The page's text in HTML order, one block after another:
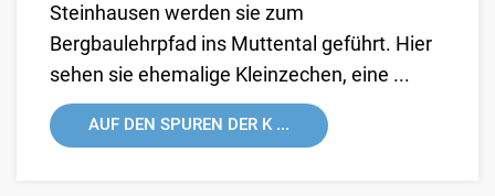
Steinhausen werden sie zum
Bergbaulehrpfad ins Muttental geführt. Hier
sehen sie ehemalige Kleinzechen, eine ...
AUF DEN SPUREN DER K ...